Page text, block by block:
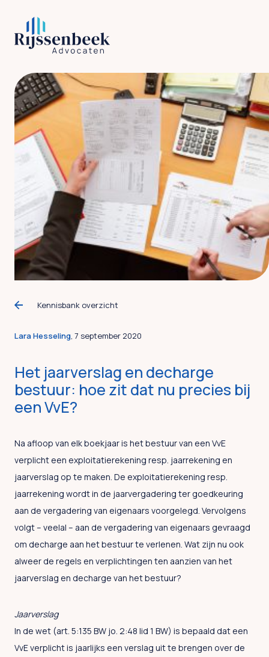
Kennisbank overzicht
Lara Hesseling, 7 september 2020
Het jaarverslag en decharge
bestuur: hoe zit dat nu precies bij
een VvE?
Na afloop van elk boekjaar is het bestuur van een VvE
verplicht een exploitatierekening resp. jaarrekening en
jaarverslag op te maken. De exploitatierekening resp.
jaarrekening wordt in de jaarvergadering ter goedkeuring
aan de vergadering van eigenaars voorgelegd. Vervolgens
volgt – veelal – aan de vergadering van eigenaars gevraagd
om decharge aan het bestuur te verlenen. Wat zijn nu ook
alweer de regels en verplichtingen ten aanzien van het
jaarverslag en decharge van het bestuur?
Jaarverslag
In de wet (art. 5:135 BW jo. 2:48 lid 1 BW) is bepaald dat een
VvE verplicht is jaarlijks een verslag uit te brengen over de